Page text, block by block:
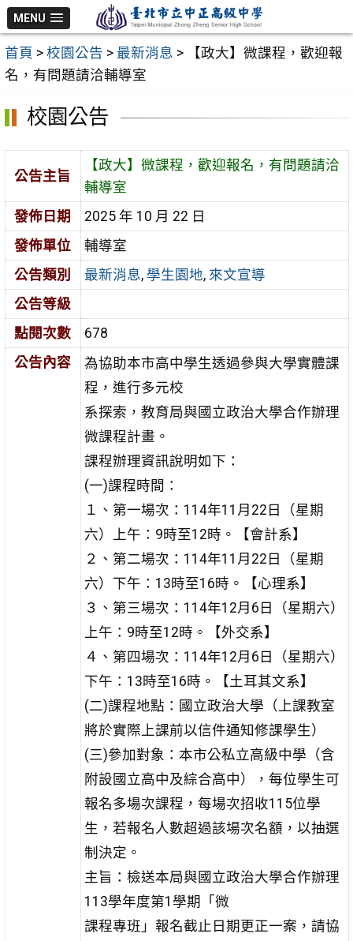
跳
至
主
要
MENU
首頁 > 校園公告 > 最新消息 >
【政大】微課程，歡迎報
名，有問題請洽輔導室
校園公告
公告主旨
【政大】微課程，歡迎報名，有問題請洽
輔導室
發佈日期
2025 年 10 月 22 日
發佈單位
輔導室
公告類別
最新消息, 學生園地, 來文宣導
公告等級
點閱次數
678
公告內容
為協助本市高中學生透過參與大學實體課
程，進行多元校
系探索，教育局與國立政治大學合作辦理
微課程計畫。
課程辦理資訊說明如下：
(一)課程時間：
１、第一場次：114年11月22日（星期
六）上午：9時至12時。【會計系】
２、第二場次：114年11月22日（星期
六）下午：13時至16時。【心理系】
３、第三場次：114年12月6日（星期六）
上午：9時至12時。【外交系】
４、第四場次：114年12月6日（星期六）
下午：13時至16時。【土耳其文系】
(二)課程地點：國立政治大學（上課教室
將於實際上課前以信件通知修課學生）
(三)參加對象：本市公私立高級中學（含
附設國立高中及綜合高中），每位學生可
報名多場次課程，每場次招收115位學
生，若報名人數超過該場次名額，以抽選
制決定。
主旨：檢送本局與國立政治大學合作辦理
113學年度第1學期「微
課程專班」報名截止日期更正一案，請協